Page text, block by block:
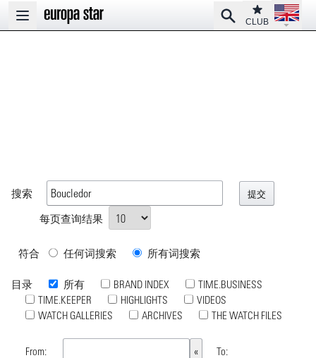
Open main menu
SearchClub
CLUB
Open
搜索
每页查询结果
符合 任何词搜索 所有词搜索
目录 所有 BRAND INDEX
TIME.BUSINESS
TIME.KEEPER
HIGHLIGHTS
VIDEOS
WATCH GALLERIES
ARCHIVES THE WATCH FILES
From: To: